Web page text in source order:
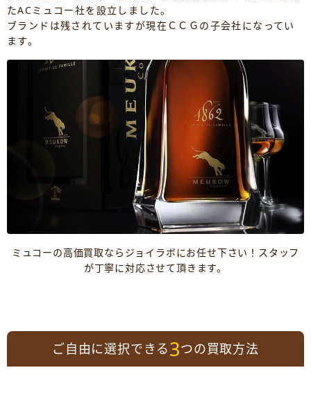
たACミュコー社を設立しました。
ブランドは残されていますが現在ＣＣＧの子会社になってい
ます。
ミュコーの高価買取ならジョイラボにお任せ下さい！スタッフ
が丁寧に対応させて頂きます。
ご自由に選択できる3つの買取方法